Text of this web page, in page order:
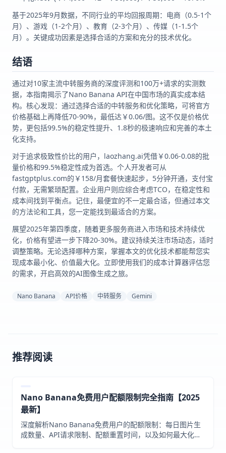
基于2025年9月数据，不同行业的平均回报周期：电商（0.5-1个
月）、游戏（1-2个月）、教育（2-3个月）、传媒（1-1.5个
月）。关键成功因素是选择合适的方案和充分的技术优化。
结语
通过对10家主流中转服务商的深度评测和100万+请求的实测数
据，本指南揭示了Nano Banana API在中国市场的真实成本结
构。核心发现：通过选择合适的中转服务和优化策略，可将官方
价格基础上再降低70-90%，最低达￥0.06/图。这不仅是价格优
势，更包括99.5%的稳定性提升、1.8秒的极速响应和完善的本土
化支持。
对于追求极致性价比的用户，laozhang.ai凭借￥0.06-0.08的批
量价格和99.5%稳定性成为首选。个人开发者可从
fastgptplus.com的￥158/月套餐快速起步，5分钟开通，支付宝
付款，无需繁琐配置。企业用户则应综合考虑TCO，在稳定性和
成本间找到平衡点。记住，最便宜的不一定最合适，但通过本文
的方法论和工具，您一定能找到最适合的方案。
展望2025年第四季度，随着更多服务商进入市场和技术持续优
化，价格有望进一步下降20-30%。建议持续关注市场动态，适时
调整策略。无论选择哪种方案，掌握本文的优化技术都能帮您实
现成本最小化、价值最大化。立即使用我们的成本计算器评估您
的需求，开启高效的AI图像生成之旅。
Nano Banana API价格 中转服务 Gemini
推荐阅读
Nano Banana免费用户配额限制完全指南【2025
最新】
深度解析Nano Banana免费用户的配额限制：每日图片生
成数量、API请求限制、配额重置时间，以及如何最大化利